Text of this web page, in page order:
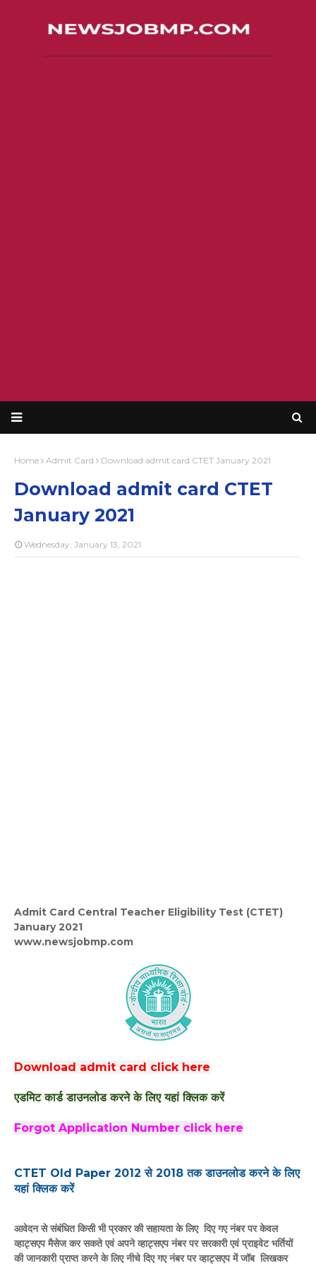
Home Admit Card Download admit card CTET January 2021
Download admit card CTET
January 2021
Wednesday, January 13, 2021
Admit Card Central Teacher Eligibility Test (CTET)
January 2021
www.newsjobmp.com
Download admit card click here
एडमिट कार्ड डाउनलोड करने के लिए यहां क्लिक करें
Forgot Application Number click here
CTET Old Paper 2012 से 2018 तक डाउनलोड करने के लिए
यहां क्लिक करें
आवेदन से संबंधित किसी भी प्रकार की सहायता के लिए दिए गए नंबर पर केवल
व्हाट्सएप मैसेज कर सकते एवं अपने व्हाट्सएप नंबर पर सरकारी एवं प्राइवेट भर्तियों
की जानकारी प्राप्त करने के लिए नीचे दिए गए नंबर पर व्हाट्सएप में जॉब लिखकर